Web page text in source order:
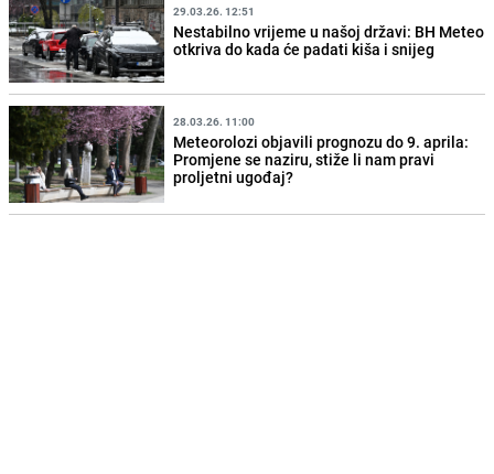
29.03.26. 12:51
Nestabilno vrijeme u našoj državi: BH Meteo
otkriva do kada će padati kiša i snijeg
28.03.26. 11:00
Meteorolozi objavili prognozu do 9. aprila:
Promjene se naziru, stiže li nam pravi
proljetni ugođaj?